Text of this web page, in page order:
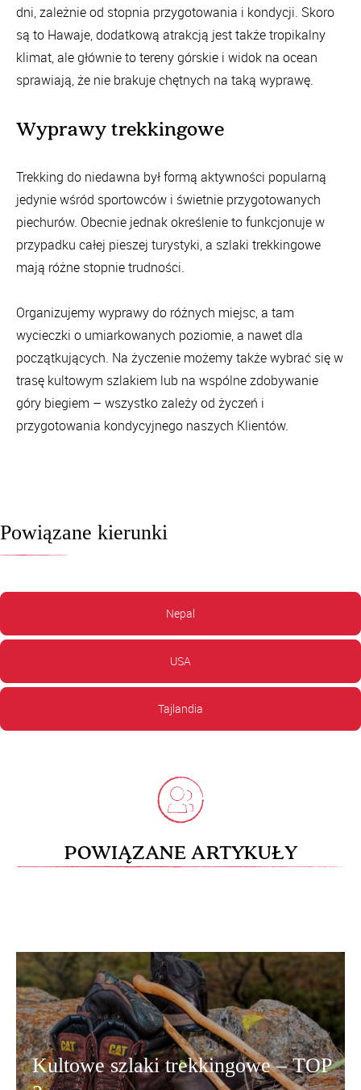
dni, zależnie od stopnia przygotowania i kondycji. Skoro
są to Hawaje, dodatkową atrakcją jest także tropikalny
klimat, ale głównie to tereny górskie i widok na ocean
sprawiają, że nie brakuje chętnych na taką wyprawę.
Wyprawy trekkingowe
Trekking do niedawna był formą aktywności popularną
jedynie wśród sportowców i świetnie przygotowanych
piechurów. Obecnie jednak określenie to funkcjonuje w
przypadku całej pieszej turystyki, a szlaki trekkingowe
mają różne stopnie trudności.
Organizujemy wyprawy do różnych miejsc, a tam
wycieczki o umiarkowanych poziomie, a nawet dla
początkujących. Na życzenie możemy także wybrać się w
trasę kultowym szlakiem lub na wspólne zdobywanie
góry biegiem – wszystko zależy od życzeń i
przygotowania kondycyjnego naszych Klientów.
Powiązane kierunki
Nepal
USA
Tajlandia
POWIĄZANE ARTYKUŁY
Kultowe szlaki trekkingowe – TOP